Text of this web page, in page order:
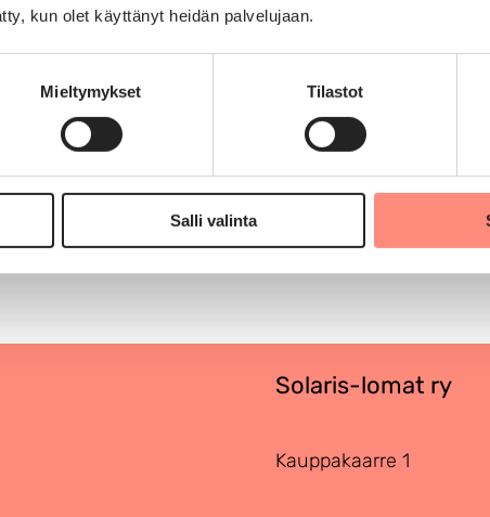
kun olet käyttänyt heidän palvelujaan.
Mieltymykset Tilastot
Salli valinta
lomahakemuksen käsittelijöiden tietoon.
Vuonna 2026 tuetun loman voivat
ei tehdä poikkeuksia.
vuoden aikana. Tässä otetaan huomioon
vaikuttavat tuetut lomat vuodesta
Solaris-lomat ry
Kauppakaarre 1